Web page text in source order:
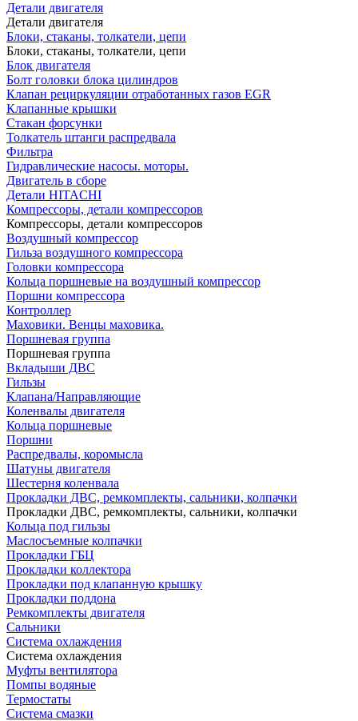
Детали двигателя
Детали двигателя
Блоки, стаканы, толкатели, цепи
Блоки, стаканы, толкатели, цепи
Блок двигателя
Болт головки блока цилиндров
Клапан рециркуляции отработанных газов EGR
Клапанные крышки
Стакан форсунки
Толкатель штанги распредвала
Фильтра
Гидравлические насосы. моторы.
Двигатель в сборе
Детали HITACHI
Компрессоры, детали компрессоров
Компрессоры, детали компрессоров
Воздушный компрессор
Гильза воздушного компрессора
Головки компрессора
Кольца поршневые на воздушный компрессор
Поршни компрессора
Контроллер
Маховики. Венцы маховика.
Поршневая группа
Поршневая группа
Вкладыши ДВС
Гильзы
Клапана/Направляющие
Коленвалы двигателя
Кольца поршневые
Поршни
Распредвалы, коромысла
Шатуны двигателя
Шестерня коленвала
Прокладки ДВС, ремкомплекты, сальники, колпачки
Прокладки ДВС, ремкомплекты, сальники, колпачки
Кольца под гильзы
Маслосъемные колпачки
Прокладки ГБЦ
Прокладки коллектора
Прокладки под клапанную крышку
Прокладки поддона
Ремкомплекты двигателя
Сальники
Система охлаждения
Система охлаждения
Муфты вентилятора
Помпы водяные
Термостаты
Система смазки